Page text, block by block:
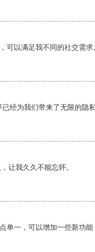
可以满足我不同的社交需求
经为我们带来了无限的隐
让我久久不能忘怀。
单一，可以增加一些新功能